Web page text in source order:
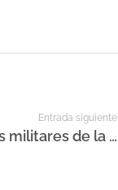
Entrada siguiente
Reportan aparentes ejercicios militares de la Fanb sobre el Zulia